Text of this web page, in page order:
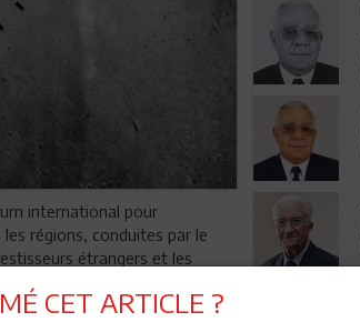
international pour
régions, conduites par le
étrangers et les
régulier du marché,
CET ARTICLE ?